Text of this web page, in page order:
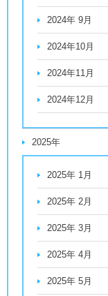
2024年 9月
2024年10月
2024年11月
2024年12月
2025年
2025年 1月
2025年 2月
2025年 3月
2025年 4月
2025年 5月